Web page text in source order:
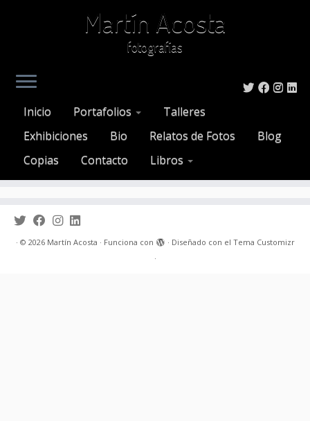
Saltar
contenido
Martín Acosta
fotografías
Inicio Portafolios
Talleres
Exhibiciones
Bio Relatos de Fotos
Blog
Copias
Contacto Libros
Att. Tag:boca
· © 2026 Martín Acosta · Funciona con · Diseñado con el Tema Customizr
·